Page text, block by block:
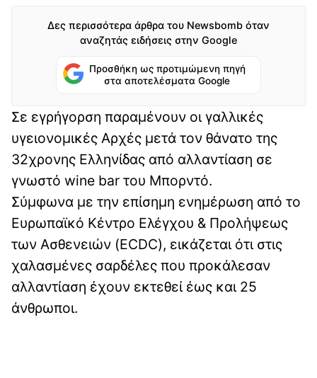
Δες περισσότερα άρθρα του Newsbomb όταν
αναζητάς ειδήσεις στην Google
Προσθήκη ως προτιμώμενη πηγή
στα αποτελέσματα Google
Σε εγρήγορση παραμένουν οι γαλλικές
υγειονομικές Αρχές μετά τον θάνατο της
32χρονης Ελληνίδας από αλλαντίαση σε
γνωστό wine bar του Μπορντό.
Σύμφωνα με την επίσημη ενημέρωση από το
Ευρωπαϊκό Κέντρο Ελέγχου & Προλήψεως
των Ασθενειών (ECDC), εικάζεται ότι στις
χαλασμένες σαρδέλες που προκάλεσαν
αλλαντίαση έχουν εκτεθεί έως και 25
άνθρωποι.